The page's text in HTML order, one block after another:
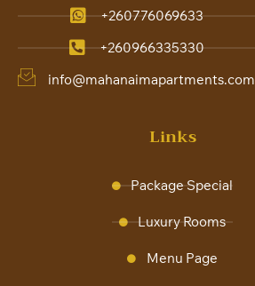
+260776069633
+260966335330
info@mahanaimapartments.com
Links
Package Special
Luxury Rooms
Menu Page